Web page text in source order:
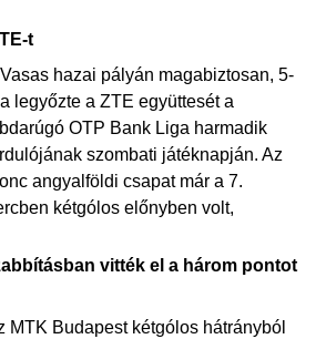
t
hazai pályán magabiztosan, 5-
legyőzte a ZTE együttesét a
OTP Bank Liga harmadik
szombati játéknapján. Az
angyalföldi csapat már a 7.
kétgólos előnyben volt,
vitték el a három pontot
MTK Budapest kétgólos hátrányból